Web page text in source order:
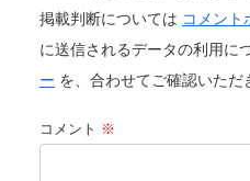
掲載判断については コメント
に送信されるデータの利用に
ー を、合わせてご確認いただ
コメント ※